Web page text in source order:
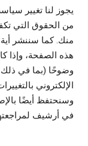
يجوز لنا تغيير
من الحقوق التي
منك. كما سننشر
هذه الصفحة، وإذا
وضوحًا (بما في ذلك
الإلكتروني
وسنحتفظ أيضًا
في أرشيف